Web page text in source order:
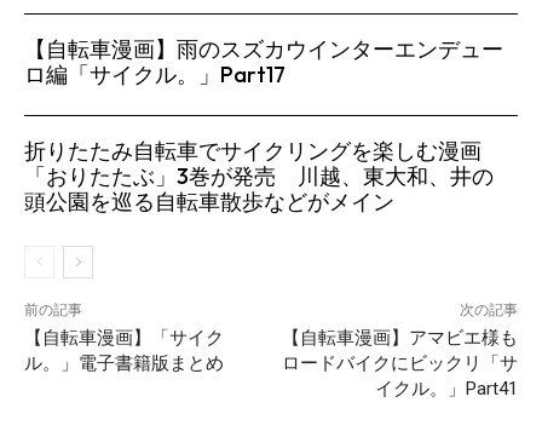
【自転車漫画】雨のスズカウインターエンデュー
ロ編「サイクル。」Part17
折りたたみ自転車でサイクリングを楽しむ漫画
「おりたたぶ」3巻が発売 川越、東大和、井の
頭公園を巡る自転車散歩などがメイン
前の記事
【自転車漫画】「サイク
ル。」電子書籍版まとめ
次の記事
【自転車漫画】アマビエ様も
ロードバイクにビックリ「サ
イクル。」Part41